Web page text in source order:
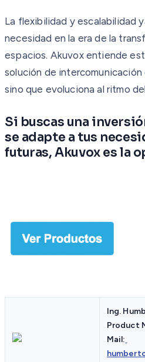
La flexibilidad y escalabilidad
necesidad en la era de la
espacios. Akuvox entiende
solución de
sino que evoluciona al ritmo
Si buscas una
se adapte a tus
futuras, Akuvox es la
Ing.
Product
Mail: